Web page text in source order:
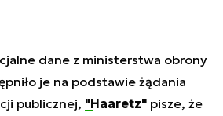
dane z ministerstwa obrony
je na podstawie żądania
publicznej, "Haaretz" pisze, że